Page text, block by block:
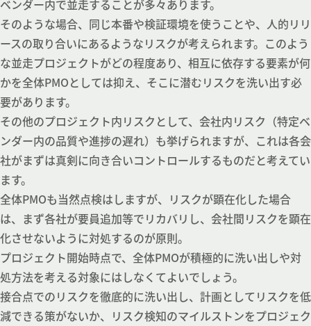
ベンダー内で並走することが多々あります。
そのような場合、同じ本番や検証環境を使うことや、人的リリ
ースの取り合いにあるようなリスクが考えられます。このよう
な並走プロジェクトがどの程度あり、相互に依存する要素が何
かを全体PMOとしては抑え、そこに潜むリスクを洗い出す必
要があります。
その他のプロジェクト内リスクとして、会社内リスク（特定ベ
ンダー内の品質や進捗の遅れ）も挙げられますが、これは各会
社がまずは真剣に向き合いコントロールするものだと考えてい
ます。
全体PMOも当然点検はしますが、リスクが顕在化した場合
は、まず各社が要員追加等でリカバリし、会社間リスクを顕在
化させないように対処するのが原則。
プロジェクト開始時点で、全体PMOが積極的に洗い出しや対
処方法を考える対象にはしなくてよいでしょう。
接合点でのリスクを徹底的に洗い出し、計画としてリスクを低
減できる策がないか、リスク検知のマイルストンをプロジェク